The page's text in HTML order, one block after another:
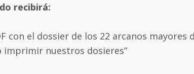
recibirá:
con el dossier de los 22 arcanos
imprimir nuestros dosieres”